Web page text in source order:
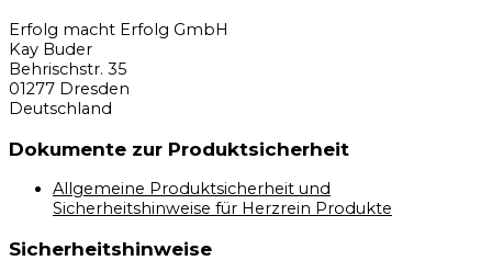
Erfolg macht Erfolg GmbH
Kay Buder
Behrischstr. 35
01277 Dresden
Deutschland
Dokumente zur Produktsicherheit
Allgemeine Produktsicherheit und
Sicherheitshinweise für Herzrein Produkte
Sicherheitshinweise